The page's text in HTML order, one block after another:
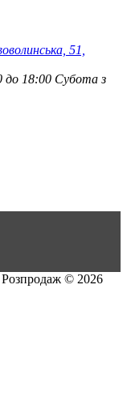
51,
до 18:00 Субота з
© 2026